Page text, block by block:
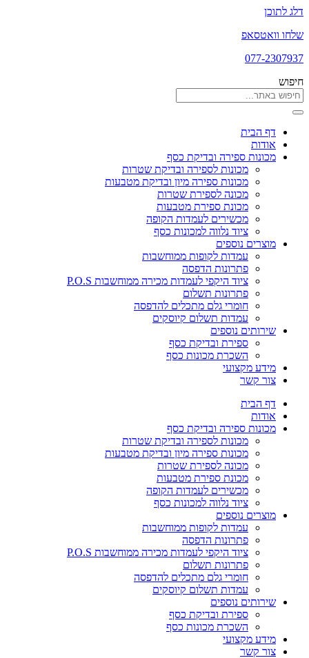
דלג לתוכן
שלחו וואטסאפ
077-2307937
חיפוש
דף הבית
אודות
מכונות ספירה ובדיקת כסף
מכונות לספירה ובדיקת שטרות
מכונות ספירה מיון ובדיקת מטבעות
מכונה לספירת שטרות
מכונת ספירת מטבעות
מכשירים לעמדות הקופה
ציוד נלווה למכונות כסף
מוצרים נוספים
עמדות לקופות ממוחשבות
פתרונות הדפסה
ציוד היקפי לעמדות מכירה ממוחשבות P.O.S
פתרונות תשלום
חומרי גלם מתכלים להדפסה
עמדות תשלום קיוסקים
שירותים נוספים
ספירת ובדיקת כסף
השכרת מכונות כסף
מידע מקצועי
צור קשר
דף הבית
אודות
מכונות ספירה ובדיקת כסף
מכונות לספירה ובדיקת שטרות
מכונות ספירה מיון ובדיקת מטבעות
מכונה לספירת שטרות
מכונת ספירת מטבעות
מכשירים לעמדות הקופה
ציוד נלווה למכונות כסף
מוצרים נוספים
עמדות לקופות ממוחשבות
פתרונות הדפסה
ציוד היקפי לעמדות מכירה ממוחשבות P.O.S
פתרונות תשלום
חומרי גלם מתכלים להדפסה
עמדות תשלום קיוסקים
שירותים נוספים
ספירת ובדיקת כסף
השכרת מכונות כסף
מידע מקצועי
צור קשר